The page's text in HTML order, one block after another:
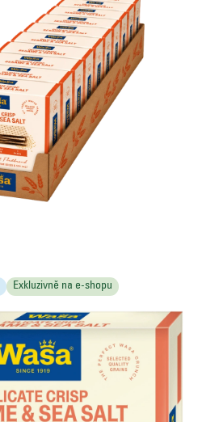
Exkluzivně na e-shopu